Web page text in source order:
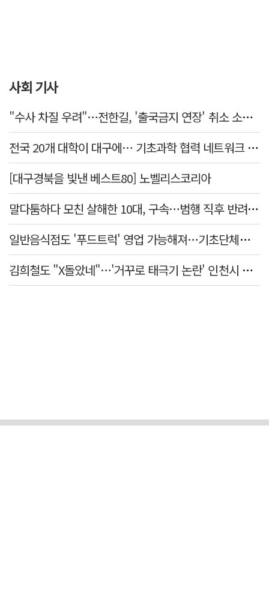
사회 기사
"수사 차질 우려"…전한길, '출국금지 연장' 취소 소송 패소
전국 20개 대학이 대구에… 기초과학 협력 네트워크 출범하다
[대구경북을 빛낸 베스트80] 노벨리스코리아
말다툼하다 모친 살해한 10대, 구속…범행 직후 반려견도 죽여
일반음식점도 '푸드트럭' 영업 가능해져…기초단체별 조례 개정 움직임
김희철도 "X돌았네"…'거꾸로 태극기 논란' 인천시 현수막, 이틀 만에 철거